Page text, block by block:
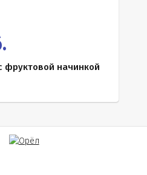
фруктовой начинкой